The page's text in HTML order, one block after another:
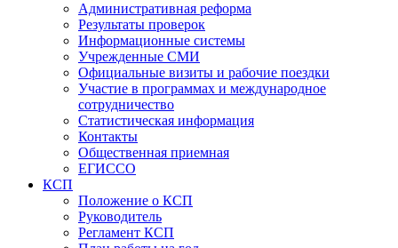
Административная реформа
Результаты проверок
Информационные системы
Учрежденные СМИ
Официальные визиты и рабочие поездки
Участие в программах и международное
сотрудничество
Статистическая информация
Контакты
Общественная приемная
ЕГИССО
КСП
Положение о КСП
Руководитель
Регламент КСП